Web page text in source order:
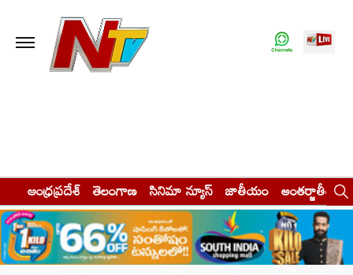
ఆంధ్రప్రదేశ్ తెలంగాణ సినిమా న్యూస్ జాతీయం అంతర్జాతీయం